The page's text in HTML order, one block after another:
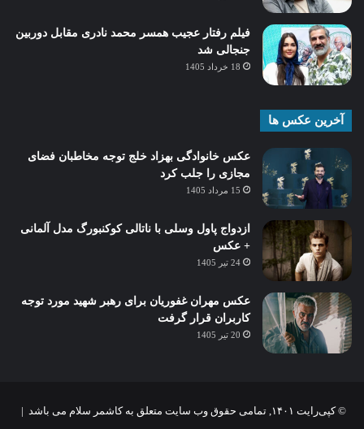
فیلم رفتار عجیب همسر محمد نادری مقابل دوربین
جنجالی شد
18 خرداد 1405
آخرین عکس ها
عکس خانوادگی بهزاد خلج توجه مخاطبان فضای
مجازی را جلب کرد
15 مرداد 1405
ازدواج پاول وسلی با ناتالی کوکنبورگ مدل آلمانی
+ عکس
24 تیر 1405
عکس مهران غفوریان برای رهبر شهید مورد توجه
کاربران قرار گرفت
20 تیر 1405
© کپی‌رایت ۱۴۰۱, تمامی حقوق وب سایت متعلق به کاشمر سلام می باشد |